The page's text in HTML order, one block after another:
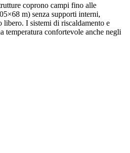
coprono campi fino alle
m) senza supporti interni,
I sistemi di riscaldamento e
temperatura confortevole anche negli